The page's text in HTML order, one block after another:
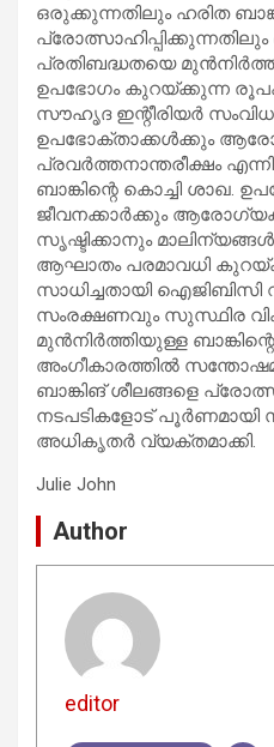
ഒരുക്കുന്നതിലും ഹരിത
പ്രതിബദ്ധതയെ
ഉപഭോഗം കുറയ്ക്കുന്ന
സൗഹൃദ ഇന്റീരിയർ
ഉപഭോക്താക്കൾക്കും
പ്രവർത്തനാന്തരീക്ഷം
ബാങ്കിന്റെ കൊച്ചി ശാഖ.
ജീവനക്കാർക്കും
സൃഷ്ടിക്കാനും
ആഘാതം പരമാവധി
സാധിച്ചതായി ഐജിബിസി
സംരക്ഷണവും സുസ്ഥിര
മുൻനിർത്തിയുള്ള
അംഗീകാരത്തിൽ
ബാങ്കിങ് ശീലങ്ങളെ
നടപടികളോട് പൂർണമായി
അധികൃതർ വ്യക്തമാക്കി.
Julie John
Author
editor